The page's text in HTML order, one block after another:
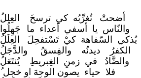
أضحتْ تُغرِّبُه كي ترسخَ
العِللُ
والنّاس يا أسفي أعداء ما
جَهِلُوا
يُذكي السّفاهة كيْ تَسْتفحِلَ
العِلَلُ
الكفرُ ديدنُه والفِسقُ
والدَّجَلُ
والضَّادُ في زمنِ الغِبريطِ
يُنتَعَلُ
فلا حياء يصون الوجهَ او خجل ُ